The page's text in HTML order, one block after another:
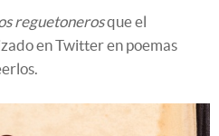
reguetonerosque el
en Twitter en poemas